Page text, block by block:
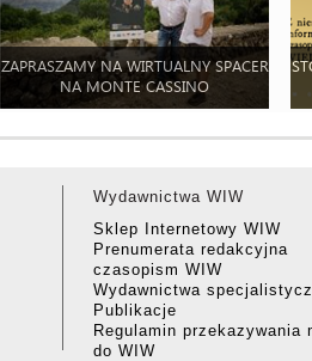
ZAPRASZAMY NA WIRTUALNY SPACER
NA MONTE CASSINO
Wydawnictwa WIW
Sklep Internetowy WIW
Prenumerata redakcyjna
czasopism WIW
Wydawnictwa
Publikacje
Regulamin przekazywania
do WIW